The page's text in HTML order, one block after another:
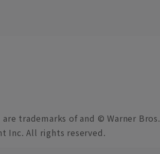
trademarks of and © Warner Bros.
Inc. All rights reserved.